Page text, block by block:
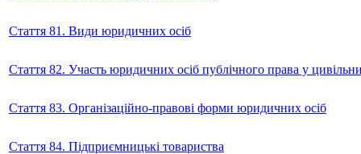
Стаття 81. Види юридичних осіб
Стаття 82. Участь юридичних осіб публічного права у
Стаття 83. Організаційно-правові форми юридичних осіб
Стаття 84. Підприємницькі товариства